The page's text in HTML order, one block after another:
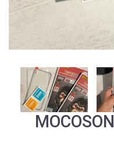
گلس شیشه ای برند MOCOSON